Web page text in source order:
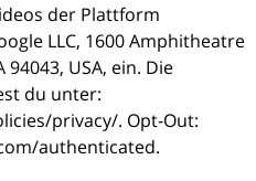
der Plattform
LLC, 1600 Amphitheatre
USA, ein. Die
du unter:
privacy/. Opt-Out:
authenticated.